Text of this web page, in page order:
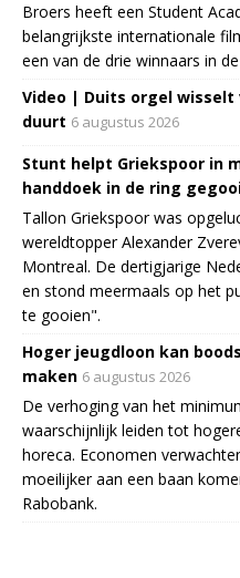
Broers heeft een Student
belangrijkste internationale
een van de drie winnaars in
Video | Duits orgel
duurt 6 augustus 2026
Stunt helpt Griekspoor in
handdoek in de ring
Tallon Griekspoor was
wereldtopper Alexander
Montreal. De dertigjarige
en stond meermaals op het
te gooien".
Hoger jeugdloon kan
maken 6 augustus 2026
De verhoging van het
waarschijnlijk leiden tot
horeca. Economen
moeilijker aan een baan
Rabobank.